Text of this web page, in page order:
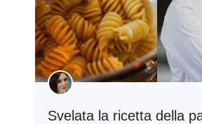
Svelata la ricetta della